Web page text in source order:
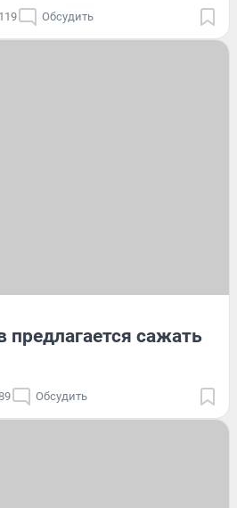
119 Обсудить
предлагается сажать
Обсудить